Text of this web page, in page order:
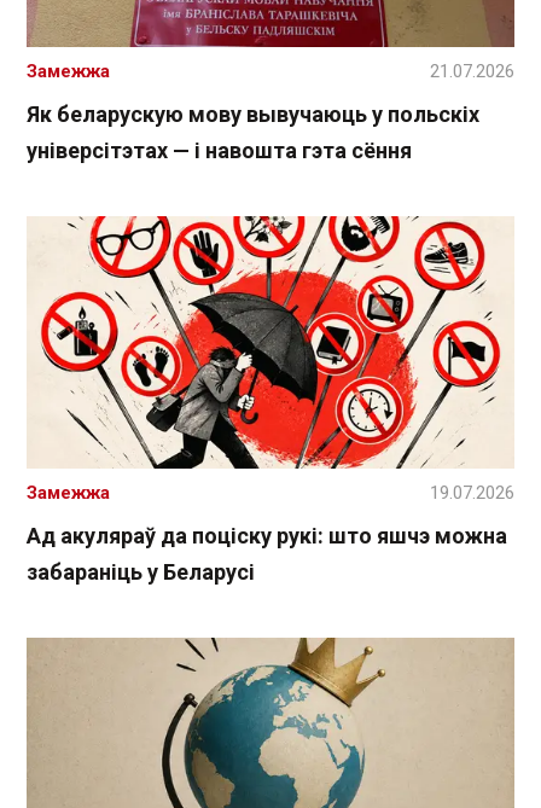
Як беларускую мову вывучаюць у польскіх
універсітэтах — і навошта гэта сёння
Замежжа 21.07.2026
Ад акуляраў да поціску рукі: што яшчэ можна
забараніць у Беларусі
Замежжа 19.07.2026